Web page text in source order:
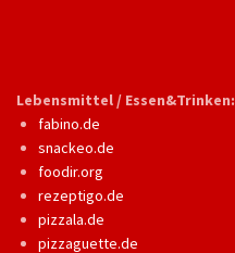
Lebensmittel / Essen&Trinken:
fabino.de
snackeo.de
foodir.org
rezeptigo.de
pizzala.de
pizzaguette.de